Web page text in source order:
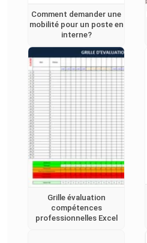
Comment demander une
mobilité pour un poste en
interne?
Grille évaluation
compétences
professionnelles Excel